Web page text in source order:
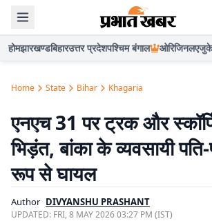
होमझारखण्डबिहारउत्तर प्रदेशपश्चिम बंगाल ओरिजिनल
Home State Bihar Khagaria
एनएच 31 पर ट्रक और
भिड़ंत, बांका के व्यवसायी पति-
रूप से घायल
Author DIVYANSHU PRASHANT
UPDATED: FRI, 8 MAY 2026 03:27 PM (IST)